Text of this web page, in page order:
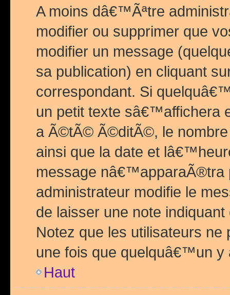
A moins dâ€™Ãªtre
modifier ou supprimer que
modifier un message
sa publication) en cliquant
correspondant. Si
un petit texte sâ€™affichera
a Ã©tÃ© Ã©ditÃ©, le
ainsi que la date et
message nâ€™apparaÃ®tra
administrateur modifie le
de laisser une note
Notez que les utilisateurs
une fois que quelquâ€™un y
Haut